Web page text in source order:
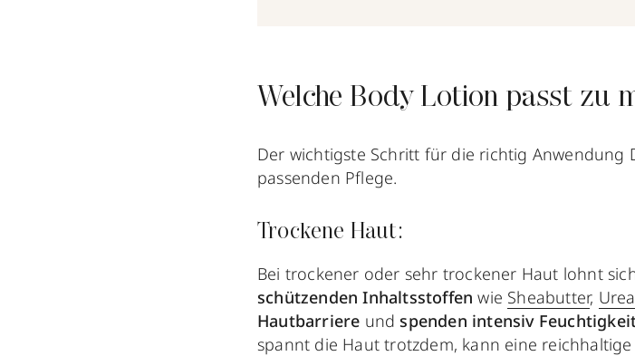
Welche Body Lotion passt zu
Der wichtigste Schritt für die richtig Anwendung
passenden Pflege.
Trockene Haut:
Bei trockener oder sehr trockener Haut lohnt
schützenden Inhaltsstoffen wie Sheabutter, Urea
Hautbarriere und spenden intensiv
spannt die Haut trotzdem, kann eine reichhaltige